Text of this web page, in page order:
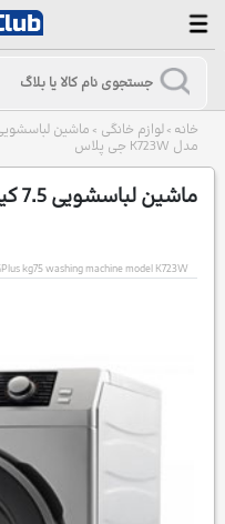
خانه > لوازم خانگی > ماشین
مدل K723W جی پلاس
ماشین لباسشویی 7.5 کیلویی مدل K723W جی پلاس
kg75 washing machine model K723W